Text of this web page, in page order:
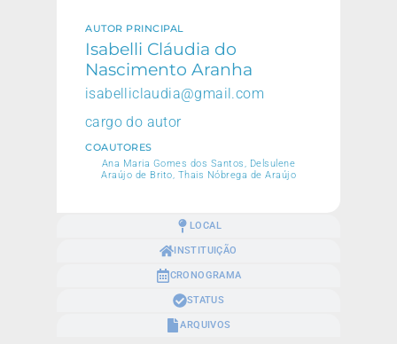
LOCAL
INSTITUIÇÃO
CRONOGRAMA
STATUS
ARQUIVOS
AUTOR PRINCIPAL
Isabelli Cláudia do
Nascimento Aranha
isabelliclaudia@gmail.com
cargo do autor
COAUTORES
Ana Maria Gomes dos Santos, Delsulene
Araújo de Brito, Thais Nóbrega de Araújo